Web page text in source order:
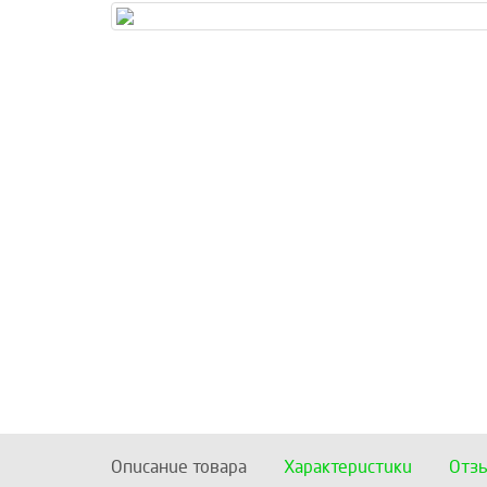
Описание товара Характеристики